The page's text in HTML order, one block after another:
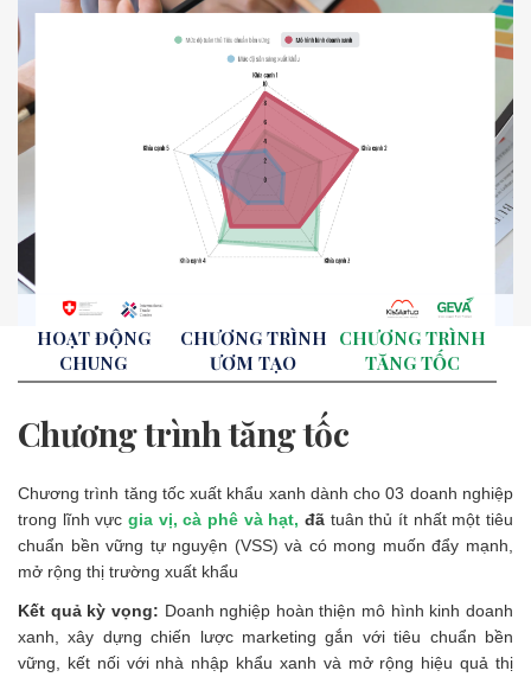
HOẠT ĐỘNG
CHUNG
CHƯƠNG TRÌNH
ƯƠM TẠO
CHƯƠNG TRÌNH
TĂNG TỐC
Chương trình tăng tốc
Chương trình tăng tốc xuất khẩu xanh dành cho 03 doanh nghiệp
trong lĩnh vực gia vị, cà phê và hạt, đã tuân thủ ít nhất một tiêu
chuẩn bền vững tự nguyện (VSS) và có mong muốn đẩy mạnh,
mở rộng thị trường xuất khẩu
Kết quả kỳ vọng: Doanh nghiệp hoàn thiện mô hình kinh doanh
xanh, xây dựng chiến lược marketing gắn với tiêu chuẩn bền
vững, kết nối với nhà nhập khẩu xanh và mở rộng hiệu quả thị